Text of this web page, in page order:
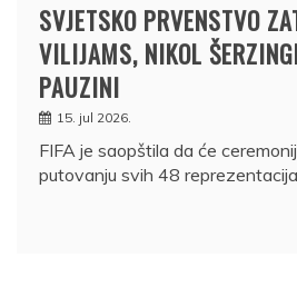
SVJETSKO PRVENSTVO
VILIJAMS, NIKOL
PAUZINI
15. jul 2026.
FIFA je saopštila da će
putovanju svih 48